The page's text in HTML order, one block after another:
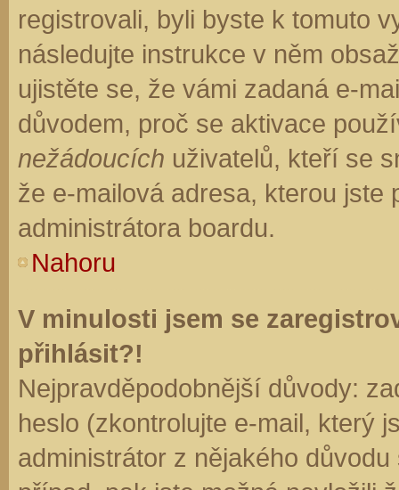
registrovali, byli byste k tomuto
následujte instrukce v něm
ujistěte se, že vámi zadaná e-
důvodem, proč se aktivace
nežádoucích uživatelů, kteří se
že e-mailová adresa, kterou jste
administrátora boardu.
Nahoru
V minulosti jsem se
přihlásit?!
Nejpravděpodobnější důvody:
heslo (zkontrolujte e-mail, který
administrátor z nějakého